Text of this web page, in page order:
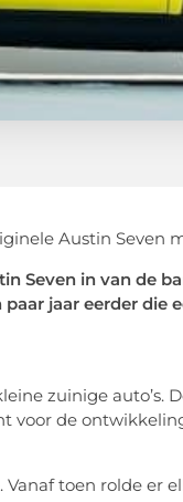
Seven in van de
jaar eerder die
zuinige auto’s.
voor de
toen rolde er